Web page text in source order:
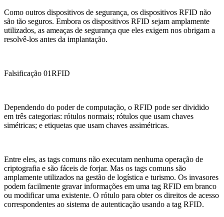
Como outros dispositivos de segurança, os dispositivos RFID não
são tão seguros. Embora os dispositivos RFID sejam amplamente
utilizados, as ameaças de segurança que eles exigem nos obrigam a
resolvê-los antes da implantação.
Falsificação 01RFID
Dependendo do poder de computação, o RFID pode ser dividido
em três categorias: rótulos normais; rótulos que usam chaves
simétricas; e etiquetas que usam chaves assimétricas.
Entre eles, as tags comuns não executam nenhuma operação de
criptografia e são fáceis de forjar. Mas os tags comuns são
amplamente utilizados na gestão de logística e turismo. Os invasores
podem facilmente gravar informações em uma tag RFID em branco
ou modificar uma existente. O rótulo para obter os direitos de acesso
correspondentes ao sistema de autenticação usando a tag RFID.